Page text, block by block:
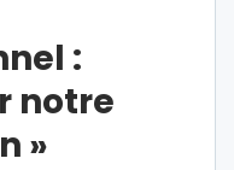
:
notre
»